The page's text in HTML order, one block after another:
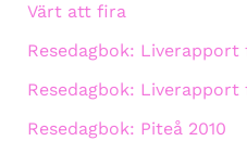
Värt att fira
Resedagbok: Liverapport
Resedagbok: Liverapport
Resedagbok: Piteå 2010